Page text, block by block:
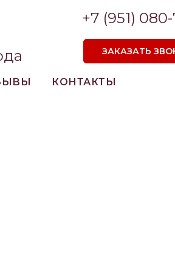
+7 (951)
ЗАКАЗАТЬ
КОНТАКТЫ